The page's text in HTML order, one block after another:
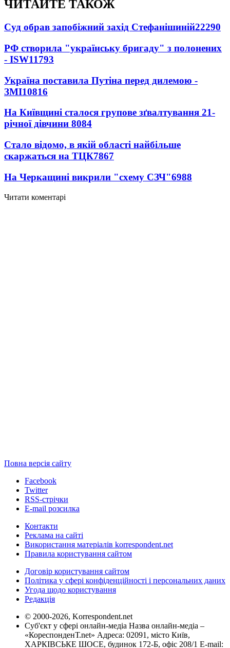
ЧИТАЙТЕ ТАКОЖ
Суд обрав запобіжний захід Стефанішиній22290
РФ створила "українську бригаду" з полонених
- ISW11793
Україна поставила Путіна перед дилемою -
ЗМІ10816
На Київщині сталося групове зґвалтування 21-
річної дівчини 8084
Стало відомо, в якій області найбільше
скаржаться на ТЦК7867
На Черкащині викрили "схему СЗЧ"6988
Читати коментарі
Повна версія сайту
Facebook
Twitter
RSS-стрічки
E-mail розсилка
Контакти
Реклама на сайті
Використання матеріалів korrespondent.net
Правила користування сайтом
Договір користування сайтом
Політика у сфері конфіденційності і персональних даних
Угода щодо користування
Редакція
© 2000-2026, Korrespondent.net
Суб'єкт у сфері онлайн-медіа Назва онлайн-медіа –
«КореспонденТ.net» Адреса: 02091, місто Київ,
ХАРКІВСЬКЕ ШОСЕ, будинок 172-Б, офіс 208/1 E-mail: